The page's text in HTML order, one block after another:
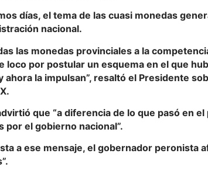
días, el tema de las cuasi monedas
nacional.
las monedas provinciales a la
loco por postular un esquema en el que
ahora la impulsan”, resaltó el Presidente
que “a diferencia de lo que pasó en
por el gobierno nacional”.
a ese mensaje, el gobernador peronista